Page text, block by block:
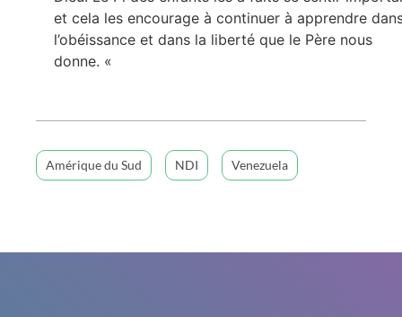
et cela les encourage à continuer à apprendre
l’obéissance et dans la liberté que le Père nous
donne. «
Amérique du Sud NDI Venezuela